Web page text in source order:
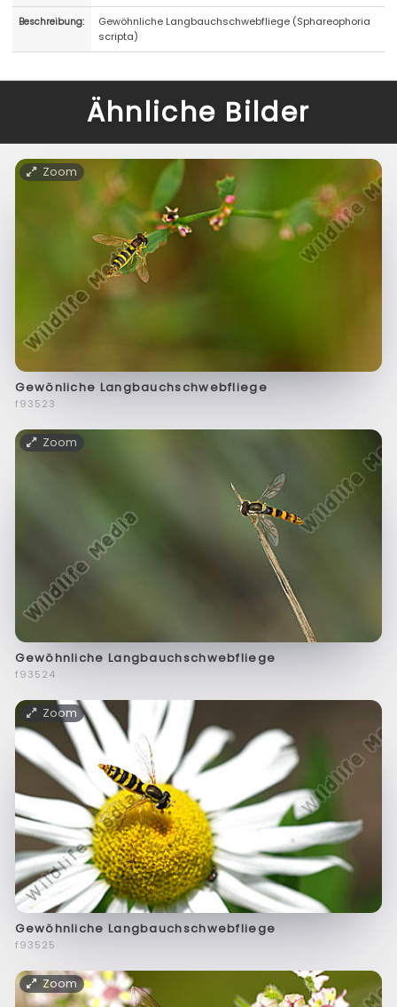
Beschreibung:
Gewöhnliche Langbauchschwebfliege (Sphareophoria
scripta)
Ähnliche Bilder
Zoom
Gewönliche Langbauchschwebfliege
f93523
Zoom
Gewöhnliche Langbauchschwebfliege
f93524
Zoom
Gewöhnliche Langbauchschwebfliege
f93525
Zoom